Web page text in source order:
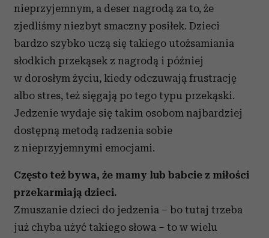
nieprzyjemnym, a deser nagrodą za to, że
zjedliśmy niezbyt smaczny posiłek. Dzieci
bardzo szybko uczą się takiego utożsamiania
słodkich przekąsek z nagrodą i później
w dorosłym życiu, kiedy odczuwają frustrację
albo stres, też sięgają po tego typu przekąski.
Jedzenie wydaje się takim osobom najbardziej
dostępną metodą radzenia sobie
z nieprzyjemnymi emocjami.
Często też bywa, że mamy lub babcie z miłości
przekarmiają dzieci.
Zmuszanie dzieci do jedzenia – bo tutaj trzeba
już chyba użyć takiego słowa – to w wielu